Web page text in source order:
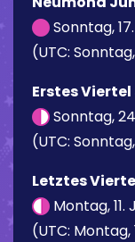
Sonntag,
(UTC:
Erstes Viertel
Sonntag,
(UTC:
Letztes
Montag, 11.
(UTC: Montag,